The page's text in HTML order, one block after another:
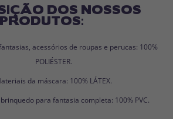
DOS NOSSOS
PRODUTOS:
acessórios de roupas e perucas: 100%
POLIÉSTER.
da máscara: 100% LÁTEX.
para fantasia completa: 100% PVC.